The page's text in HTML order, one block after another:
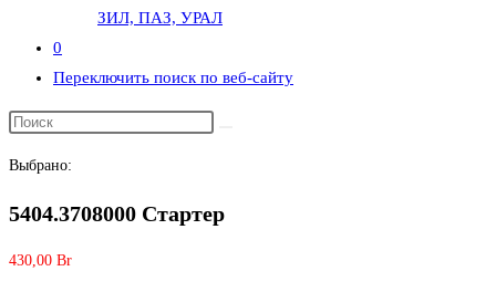
ЗИЛ, ПАЗ, УРАЛ
0
Переключить поиск по веб-сайту
Выбрано:
5404.3708000 Стартер
430,00 Br